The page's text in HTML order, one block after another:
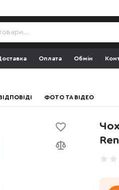
Оплата Обмін
ФОТО ТА ВІДЕО